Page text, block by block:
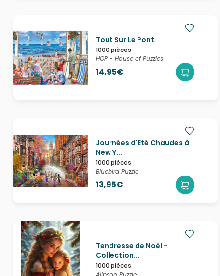
Tout Sur Le Pont
1000 pièces
HOP - House of Puzzles
14,95€
Journées d'Eté Chaudes à
New Y...
1000 pièces
Bluebird Puzzle
13,95€
Tendresse de Noël -
Collection...
1000 pièces
Alipson Puzzle